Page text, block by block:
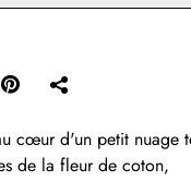
cœur d'un petit nuage
de la fleur de coton,